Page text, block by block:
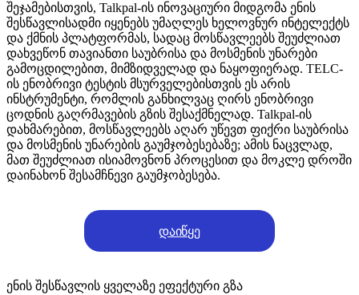
შეჯამებისთვის, Talkpal-ის ინოვაციური მიდგომა ენის
შესწავლისადმი იყენებს უმაღლეს ხელოვნურ ინტელექტს
და ქმნის პლატფორმას, სადაც მოსწავლეებს შეუძლიათ
დახვეწონ თავიანთი საუბრისა და მოსმენის უნარები
გამოცდილებით, მიმზიდველად და ნაყოფიერად. TELC-
ის ენობრივი ტესტის მსურველებისთვის ეს არის
ინსტრუმენტი, რომლის განხილვაც ღირს ენობრივი
ცოდნის გაღრმავების გზის შესაქმნელად. Talkpal-ის
დახმარებით, მოსწავლეებს აღარ უწევთ ფიქრი საუბრისა
და მოსმენის უნარების გაუმჯობესებაზე; ამის ნაცვლად,
მათ შეუძლიათ ისიამოვნონ პროცესით და მოკლე დროში
დაინახონ შესამჩნევი გაუმჯობესება.
დაიწყე
ენის შესწავლის ყველაზე ეფექტური გზა